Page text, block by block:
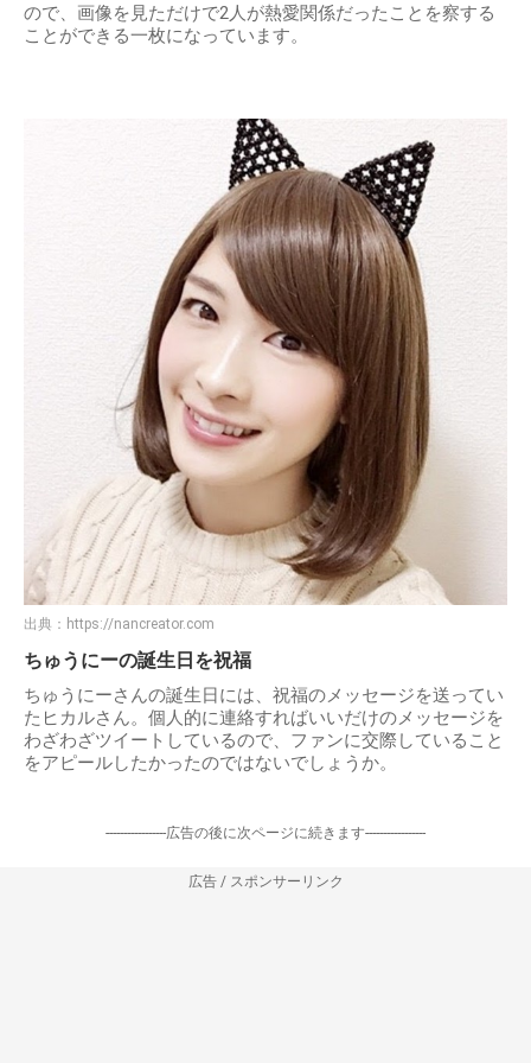
ので、画像を見ただけで2人が熱愛関係だったことを察する
ことができる一枚になっています。
出典： https://nancreator.com
ちゅうにーの誕生日を祝福
ちゅうにーさんの誕生日には、祝福のメッセージを送ってい
たヒカルさん。個人的に連絡すればいいだけのメッセージを
わざわざツイートしているので、ファンに交際していること
をアピールしたかったのではないでしょうか。
-----------------広告の後に次ページに続きます-----------------
広告 / スポンサーリンク